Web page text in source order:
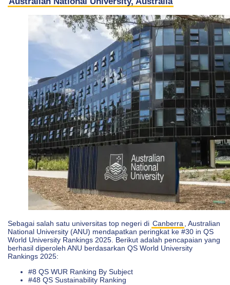
Sebagai salah satu universitas top negeri di Canberra
, Australian
National University (ANU) mendapatkan peringkat ke #30 in QS
World University Rankings 2025. Berikut adalah pencapaian yang
berhasil diperoleh ANU berdasarkan QS World University
Rankings 2025:
#8 QS WUR Ranking By Subject
#48 QS Sustainability Ranking